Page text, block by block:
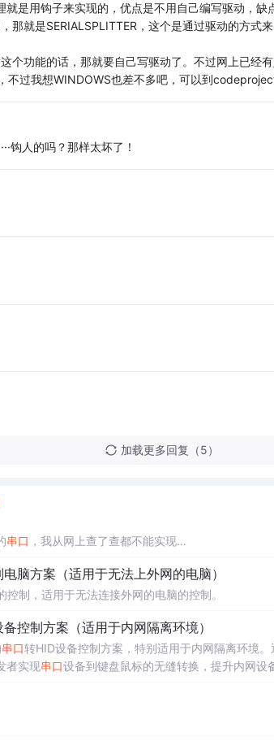
就是用钩子来实现的，优点是不用自己编写驱动，缺
那就是SERIALSPLITTER，这个是通过驱动的方式
个功能的话，那就要自己写驱动了。不过网上已经
不过我想WINDOWS也差不多吧，可以到
钩人的吗？那样太坏了！
加载更多回复（5）
串口 ，我从网上查了查都不能实现
的api，并自己重新封装数据，转发。
有折中的办法，下载一个SerialNull软件，虚拟
脑方案（适用于无法上外网的电脑）
制，适用于无法连接外网的电脑的控制。
控制方案（适用于内网隔离环境）
串口转HID设备控制方案，特别适用于内网隔离环境
者实现串口设备到键盘鼠标的无缝转换，提升内网设